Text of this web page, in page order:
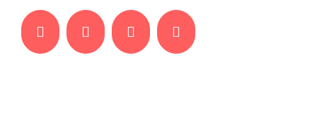
Facebook Twitter Whatsapp Email